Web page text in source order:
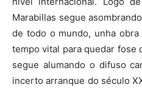
Marabillas segue
de todo o mundo, unha
tempo vital para quedar fose
segue alumando o difuso
incerto arranque do século